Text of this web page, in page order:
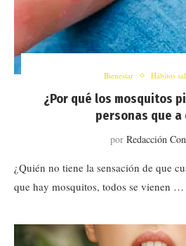
Bienestar Hábitos
¿Por qué los mosquitos
personas que a
por Redacción
¿Quién no tiene la sensación de que
que hay mosquitos, todos se vienen …